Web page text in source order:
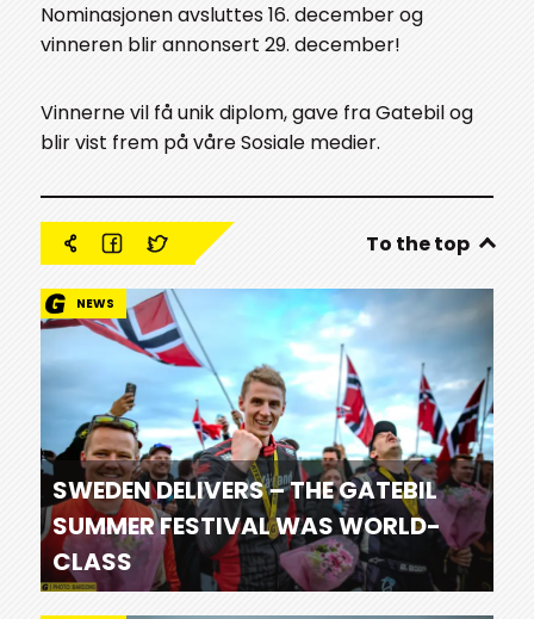
Nominasjonen avsluttes 16. december og
vinneren blir annonsert 29. december!
Vinnerne vil få unik diplom, gave fra Gatebil og
blir vist frem på våre Sosiale medier.
To the top
NEWS
SWEDEN DELIVERS – THE GATEBIL
SUMMER FESTIVAL WAS WORLD-
CLASS